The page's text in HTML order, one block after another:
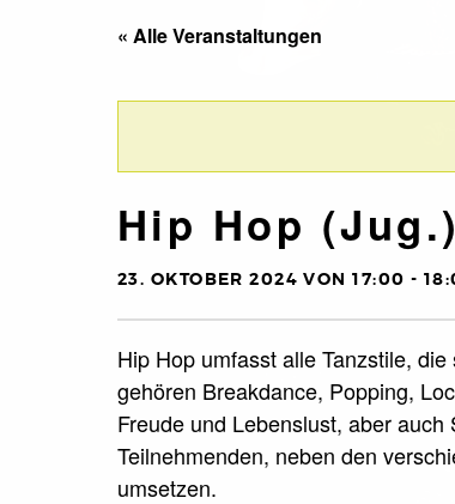
« Alle Veranstaltungen
Hip Hop (Jug.)
23. OKTOBER 2024 VON 17:00 -
Hip Hop umfasst alle Tanzstile,
gehören Breakdance, Popping,
Freude und Lebenslust, aber
Teilnehmenden, neben den
umsetzen.